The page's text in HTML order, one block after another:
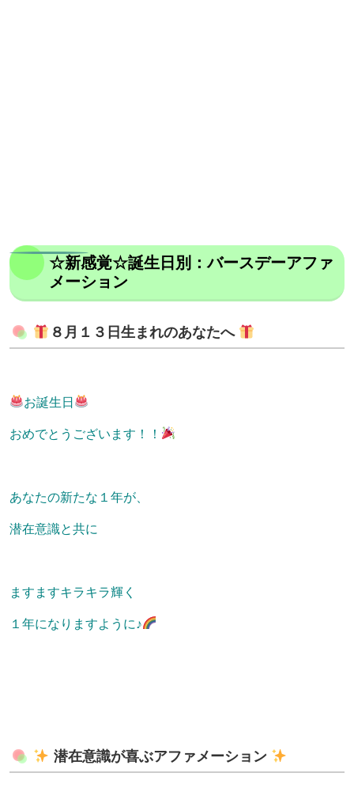
☆新感覚☆誕生日別：バースデーアファ
メーション
８月１３日生まれのあなたへ
お誕生日
おめでとうございます！！
あなたの新たな１年が、
潜在意識と共に
ますますキラキラ輝く
１年になりますように♪
潜在意識が喜ぶアファメーション